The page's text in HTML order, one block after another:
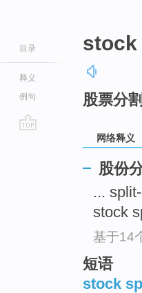
目录
释义
例句
stock
股票分
网络释义
股份
...
stock
基于14
短语
stock